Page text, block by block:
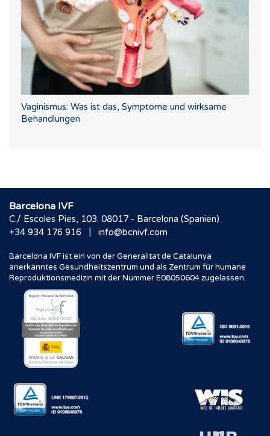
Vaginismus: Was ist das, Symptome und wirksame
Behandlungen
Barcelona IVF
C./ Escoles Pies, 103. 08017 - Barcelona (Spanien)
+34 934 176 916
| info@bcnivf.com
Barcelona IVF ist ein von der Generalitat de Catalunya
anerkanntes Gesundheitszentrum und als Zentrum für humane
Reproduktionsmedizin mit der Nummer E08050604 zugelassen.